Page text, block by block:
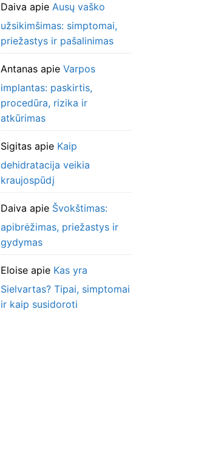
Daiva apie Ausų vaško
užsikimšimas: simptomai,
priežastys ir pašalinimas
Antanasapie Varpos
implantas: paskirtis,
procedūra, rizika ir
atkūrimas
Sigitasapie Kaip
dehidratacija veikia
kraujospūdį
Daiva apie Švokštimas:
apibrėžimas, priežastys ir
gydymas
Eloiseapie Kas yra
Sielvartas? Tipai, simptomai
ir kaip susidoroti